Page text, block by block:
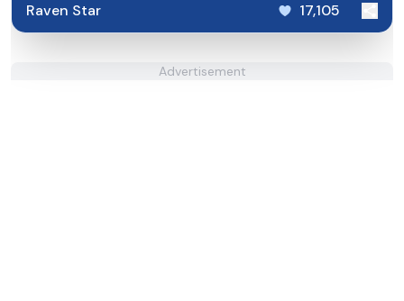
Raven Star 17,105
Advertisement